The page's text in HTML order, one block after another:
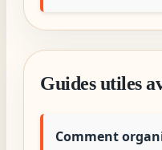
Guides utiles
Comment